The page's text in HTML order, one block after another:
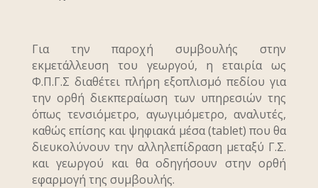
Για την παροχή συμβουλής στην
εκμετάλλευση του γεωργού, η εταιρία ως
Φ.Π.Γ.Σ διαθέτει πλήρη εξοπλισμό πεδίου για
την ορθή διεκπεραίωση των υπηρεσιών της
όπως τενσιόμετρο, αγωγιμόμετρο, αναλυτές,
καθώς επίσης και ψηφιακά μέσα (tablet) που θα
διευκολύνουν την αλληλεπίδραση μεταξύ Γ.Σ.
και γεωργού και θα οδηγήσουν στην ορθή
εφαρμογή της συμβουλής.